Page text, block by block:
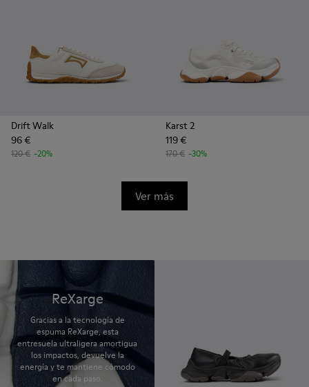
Drift Walk
96 €
120 € -20%
Karst 2
119 €
170 € -30%
Ver más
ReXarge
Gracias a la tecnología de
espuma ReXarge, esta
entresuela ultraligera amortigua
los impactos, devuelve la
energía y te mantiene cómodo
en cada paso.